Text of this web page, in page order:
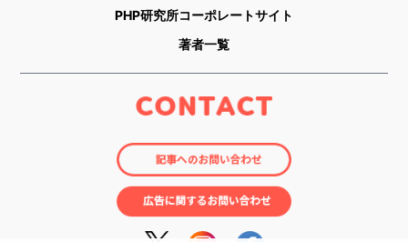
PHP研究所コーポレートサイト
著者一覧